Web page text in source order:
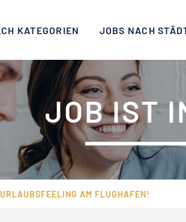
KATEGORIEN JOBS NACH
JOB IST
AM FLUGHAFEN!